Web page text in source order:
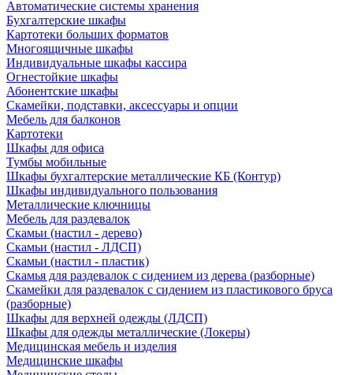
Автоматические системы хранения
Бухгалтерские шкафы
Картотеки больших форматов
Многоящичные шкафы
Индивидуальные шкафы кассира
Огнестойкие шкафы
Абонентские шкафы
Скамейки, подставки, аксессуары и опции
Мебель для балконов
Картотеки
Шкафы для офиса
Тумбы мобильные
Шкафы бухгалтерские металлические КБ (Контур)
Шкафы индивидуального пользования
Металлические ключницы
Мебель для раздевалок
Скамьи (настил - дерево)
Скамьи (настил - ЛДСП)
Скамьи (настил - пластик)
Скамья для раздевалок с сидением из дерева (разборные)
Скамейки для раздевалок с сидением из пластикового бруса
(разборные)
Шкафы для верхней одежды (ЛДСП)
Шкафы для одежды металлические (Локеры)
Медицинская мебель и изделия
Медицинские шкафы